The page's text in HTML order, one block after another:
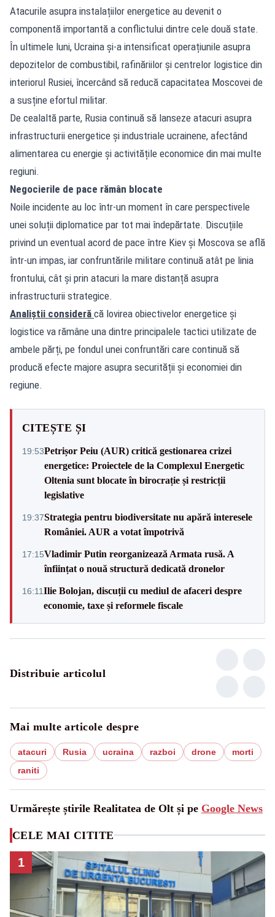
Atacurile asupra instalațiilor energetice au devenit o
componentă importantă a conflictului dintre cele două state.
În ultimele luni, Ucraina și-a intensificat operațiunile asupra
depozitelor de combustibil, rafinăriilor și centrelor logistice din
interiorul Rusiei, încercând să reducă capacitatea Moscovei de
a susține efortul militar.
De cealaltă parte, Rusia continuă să lanseze atacuri asupra
infrastructurii energetice și industriale ucrainene, afectând
alimentarea cu energie și activitățile economice din mai multe
regiuni.
Negocierile de pace rămân blocate
Noile incidente au loc într-un moment în care perspectivele
unei soluții diplomatice par tot mai îndepărtate. Discuțiile
privind un eventual acord de pace între Kiev și Moscova se află
într-un impas, iar confruntările militare continuă atât pe linia
frontului, cât și prin atacuri la mare distanță asupra
infrastructurii strategice.
Analiștii consideră că lovirea obiectivelor energetice și
logistice va rămâne una dintre principalele tactici utilizate de
ambele părți, pe fondul unei confruntări care continuă să
producă efecte majore asupra securității și economiei din
regiune.
CITEȘTE ȘI
19:53Petrișor Peiu (AUR) critică gestionarea crizei
energetice: Proiectele de la Complexul Energetic
Oltenia sunt blocate în birocrație și restricții
legislative
19:37Strategia pentru biodiversitate nu apără interesele
României. AUR a votat împotrivă
17:15Vladimir Putin reorganizează Armata rusă. A
înființat o nouă structură dedicată dronelor
16:11Ilie Bolojan, discuții cu mediul de afaceri despre
economie, taxe și reformele fiscale
Distribuie articolul
Mai multe articole despre
atacuri Rusia ucraina razboi drone
morti
raniti
Urmărește știrile Realitatea de Olt și pe Google News
CELE MAI CITITE
1